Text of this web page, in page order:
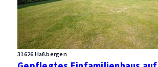
31626 Haßbergen